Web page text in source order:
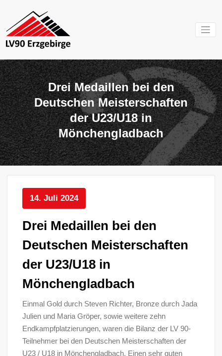
springen
e.V.
Mein Verein im
Drei Medaillen bei den
Deutschen Meisterschaften
der U23/U18 in
Mönchengladbach
14. Juli 2024
Drei Medaillen bei den
Deutschen Meisterschaften
der U23/U18 in
Mönchengladbach
Einmal Gold durch Steven Richter, Bronze durch Jada
Julien und Maria Gröper, sowie weitere zehn
Endkampfplatzierungen, waren die Bilanz der LV 90-
Teilnehmer bei den Deutschen Meisterschaften der
U23 / U18 in Mönchengladbach. Einen sehr guten